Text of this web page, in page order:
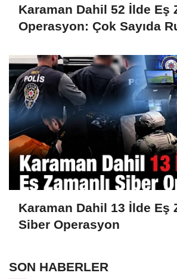
Karaman Dahil 52 İlde Eş
Operasyon: Çok Sayıda
Karaman Dahil 13 İlde Eş
Siber Operasyon
SON HABERLER